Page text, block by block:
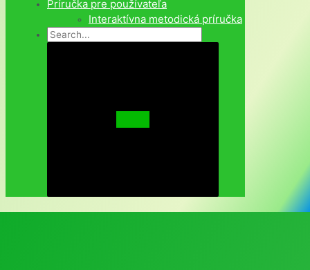
Príručka pre používateľa
Interaktívna metodická príručka